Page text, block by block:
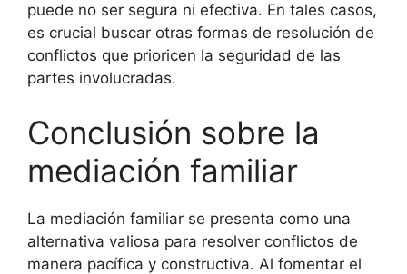
puede no ser segura ni efectiva. En tales casos,
es crucial buscar otras formas de resolución de
conflictos que prioricen la seguridad de las
partes involucradas.
Conclusión sobre la
mediación familiar
La mediación familiar se presenta como una
alternativa valiosa para resolver conflictos de
manera pacífica y constructiva. Al fomentar el